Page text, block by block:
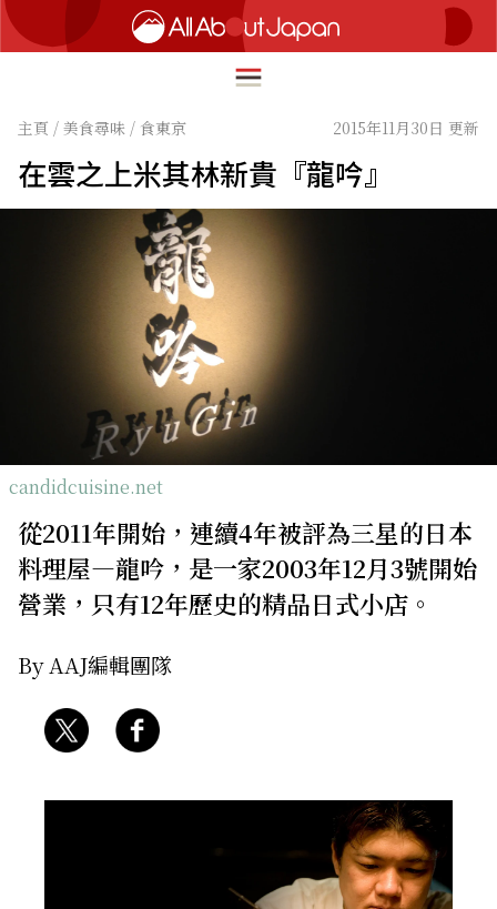
English
HOME
創新趨勢
在地故事
關於我們 網站政策
主頁 / 美食尋味 / 食東京 2015年11月30日 更新
在雲之上米其林新貴『龍吟』
candidcuisine.net
從2011年開始，連續4年被評為三星的日本
料理屋—龍吟，是一家2003年12月3號開始
營業，只有12年歷史的精品日式小店。
By AAJ編輯團隊